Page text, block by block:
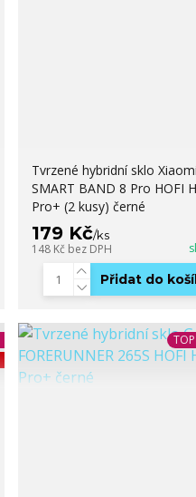
Tvrzené hybridní sklo Xiaomi
SMART BAND 8 Pro HOFI
Pro+ (2 kusy) černé
179 Kč/ks
148 Kč bez DPH
Přidat do